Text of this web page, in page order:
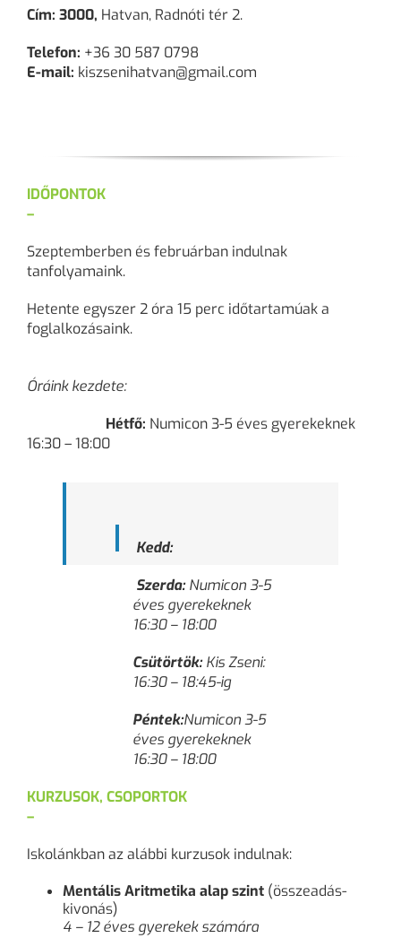
Cím: 3000, Hatvan, Radnóti tér 2.
Telefon: +36 30 587 0798
E-mail: kiszsenihatvan@gmail.com
IDŐPONTOK
–
Szeptemberben és februárban indulnak
tanfolyamaink.
Hetente egyszer 2 óra 15 perc időtartamúak a
foglalkozásaink.
Óráink kezdete:
Hétfő: Numicon 3-5 éves gyerekeknek
16:30 – 18:00
Kedd:
Szerda:Numicon 3-5
éves gyerekeknek
16:30 – 18:00
Csütörtök:Kis Zseni:
16:30 – 18:45-ig
Péntek:Numicon 3-5
éves gyerekeknek
16:30 – 18:00
KURZUSOK, CSOPORTOK
–
Iskolánkban az alábbi kurzusok indulnak:
Mentális Aritmetika alap szint (összeadás-
kivonás)
4 – 12 éves gyerekek számára